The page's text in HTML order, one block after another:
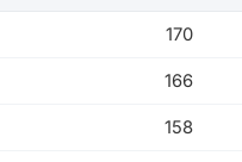
170
166
158